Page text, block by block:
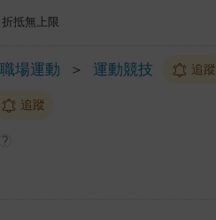
折抵無上限
場運動 ＞ 運動競技 追蹤
追蹤
?